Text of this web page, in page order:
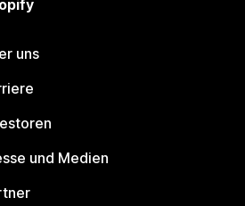
uns
und Medien